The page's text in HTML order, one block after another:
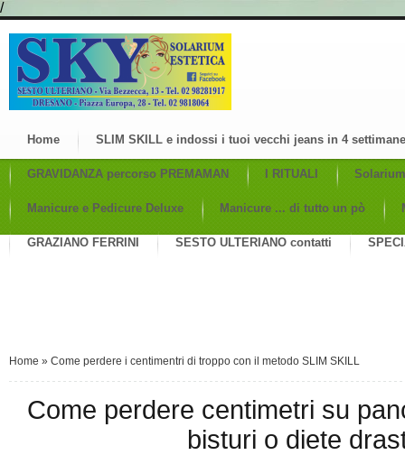
/
Home SLIM SKILL e indossi i tuoi vecchi jeans in 4 settimane
GRAVIDANZA percorso PREMAMAN I RITUALI Solarium
Manicure e Pedicure Deluxe Manicure ... di tutto un pò
GRAZIANO FERRINI SESTO ULTERIANO contatti
Home » Come perdere i centimentri di troppo con il metodo SLIM SKILL
Come perdere centimetri su
bisturi o diete